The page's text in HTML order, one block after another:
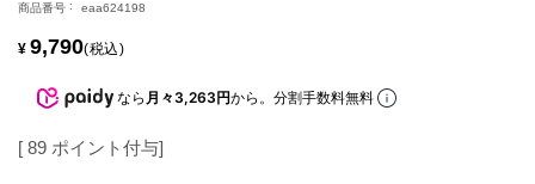
商品番号 eaa624198
¥ 9,790 税込
なら 月々3,263円から。分割手数料無料
[ 89 ポイント付与]